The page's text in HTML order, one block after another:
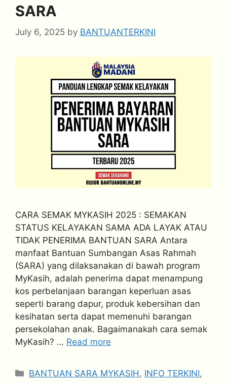
SARA
July 6, 2025 by BANTUANTERKINI
CARA SEMAK MYKASIH 2025 : SEMAKAN
STATUS KELAYAKAN SAMA ADA LAYAK ATAU
TIDAK PENERIMA BANTUAN SARA Antara
manfaat Bantuan Sumbangan Asas Rahmah
(SARA) yang dilaksanakan di bawah program
MyKasih, adalah penerima dapat menampung
kos perbelanjaan barangan keperluan asas
seperti barang dapur, produk kebersihan dan
kesihatan serta dapat memenuhi barangan
persekolahan anak. Bagaimanakah cara semak
MyKasih? … Read more
Categories
BANTUAN SARA MYKASIH, INFO TERKINI,